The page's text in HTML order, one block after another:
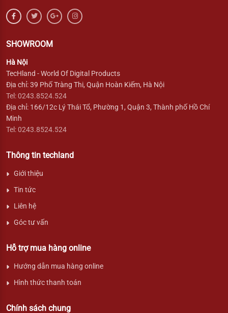
SHOWROOM
Hà Nội
TecHland - World Of Digital Products
Địa chỉ: 39 Phố Tràng Thi, Quận Hoàn Kiếm, Hà Nội
Tel: 0243.8524.524
Địa chỉ: 166/12c Lý Thái Tổ, Phường 1, Quận 3, Thành phố Hồ Chí
Minh
Tel: 0243.8524.524
Thông tin techland
Giới thiệu
Tin tức
Liên hệ
Góc tư vấn
Hỗ trợ mua hàng online
Hướng dẫn mua hàng online
Hình thức thanh toán
Chính sách chung